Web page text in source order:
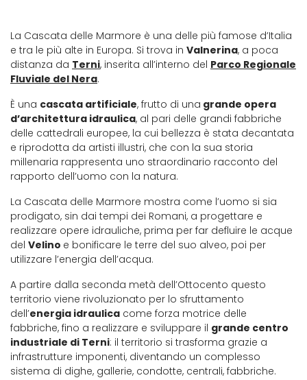
La Cascata delle Marmore è una delle più famose d’Italia
e tra le più alte in Europa. Si trova in Valnerina, a poca
distanza da Terni, inserita all’interno del Parco Regionale
Fluviale del Nera.
È una cascata artificiale, frutto di una grande opera
d’architettura idraulica, al pari delle grandi fabbriche
delle cattedrali europee, la cui bellezza è stata decantata
e riprodotta da artisti illustri, che con la sua storia
millenaria rappresenta uno straordinario racconto del
rapporto dell’uomo con la natura.
La Cascata delle Marmore mostra come l’uomo si sia
prodigato, sin dai tempi dei Romani, a progettare e
realizzare opere idrauliche, prima per far defluire le acque
del Velino e bonificare le terre del suo alveo, poi per
utilizzare l’energia dell’acqua.
A partire dalla seconda metà dell’Ottocento questo
territorio viene rivoluzionato per lo sfruttamento
dell’energia idraulica come forza motrice delle
fabbriche, fino a realizzare e sviluppare il grande centro
industriale di Terni: il territorio si trasforma grazie a
infrastrutture imponenti, diventando un complesso
sistema di dighe, gallerie, condotte, centrali, fabbriche.